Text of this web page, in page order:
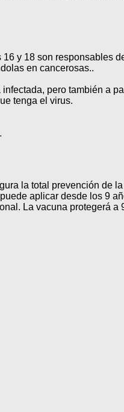
y 18 son responsables
en cancerosas..
pero también a
tenga el virus.
la total prevención de
aplicar desde los 9
La vacuna protegerá